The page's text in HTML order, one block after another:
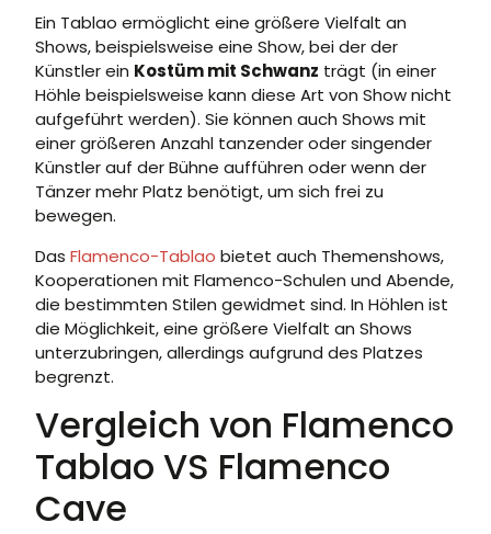
Ein Tablao ermöglicht eine größere Vielfalt an
Shows, beispielsweise eine Show, bei der der
Künstler ein Kostüm mit Schwanz trägt (in einer
Höhle beispielsweise kann diese Art von Show nicht
aufgeführt werden). Sie können auch Shows mit
einer größeren Anzahl tanzender oder singender
Künstler auf der Bühne aufführen oder wenn der
Tänzer mehr Platz benötigt, um sich frei zu
bewegen.
Das Flamenco-Tablao bietet auch Themenshows,
Kooperationen mit Flamenco-Schulen und Abende,
die bestimmten Stilen gewidmet sind. In Höhlen ist
die Möglichkeit, eine größere Vielfalt an Shows
unterzubringen, allerdings aufgrund des Platzes
begrenzt.
Vergleich von Flamenco
Tablao VS Flamenco
Cave